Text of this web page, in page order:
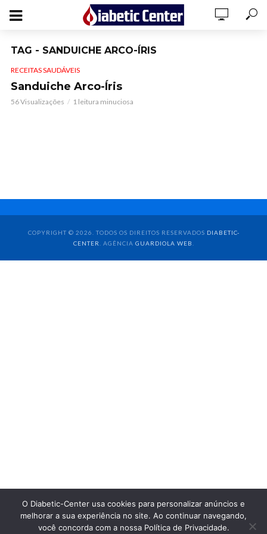
TAG - SANDUICHE ARCO-ÍRIS
RECEITAS SAUDÁVEIS
Sanduiche Arco-Íris
56 Visualizações 1 leitura minuciosa
COPYRIGHT © 2026. TODOS OS DIREITOS RESERVADOS DIABETIC-
CENTER
. AGÊNCIA GUARDIOLA WEB
O Diabetic-Center usa cookies para personalizar anúncios e
melhorar a sua experiência no site. Ao continuar navegando,
você concorda com a nossa Política de Privacidade.